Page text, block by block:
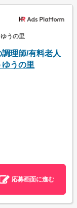
うの里
理師/有料老人
うの里
応募画面に進む